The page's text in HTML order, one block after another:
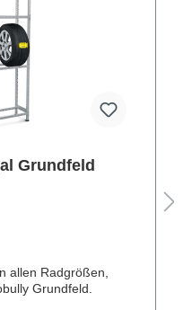
Grundfeld
allen Radgrößen,
Grundfeld.